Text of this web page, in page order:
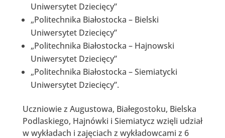
Uniwersytet Dziecięcy”
„Politechnika Białostocka – Bielski
Uniwersytet Dziecięcy”
„Politechnika Białostocka – Hajnowski
Uniwersytet Dziecięcy”
„Politechnika Białostocka – Siemiatycki
Uniwersytet Dziecięcy”.
Uczniowie z Augustowa, Białegostoku, Bielska
Podlaskiego, Hajnówki i Siemiatycz wzięli udział
w wykładach i zajęciach z wykładowcami z 6